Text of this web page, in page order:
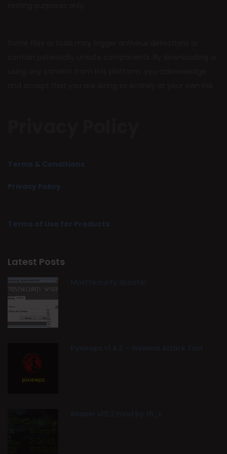
Terms & Conditions
Privacy Policy
Terms of Use for Products
Latest Posts
MostSecurity Spoofer
Pyxiewps v1.4.2 – Wireless Attack Tool
Reaver v1.5.2 mod by t6_x